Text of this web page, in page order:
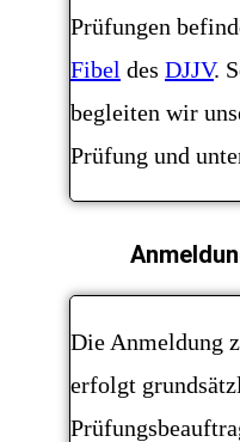
Prüfungen
Fibel des DJJV.
begleiten wir
Prüfung und
Die Anmeldung
erfolgt